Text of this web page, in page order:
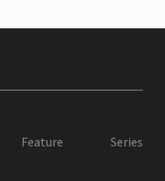
Feature Series